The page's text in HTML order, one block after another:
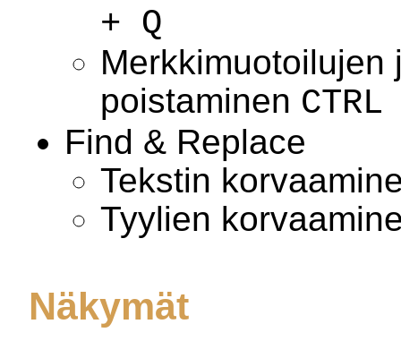
+ Q
Merkkimuotoilujen
poistaminen
Find & Replace
Tekstin
Tyylien
Näkymät